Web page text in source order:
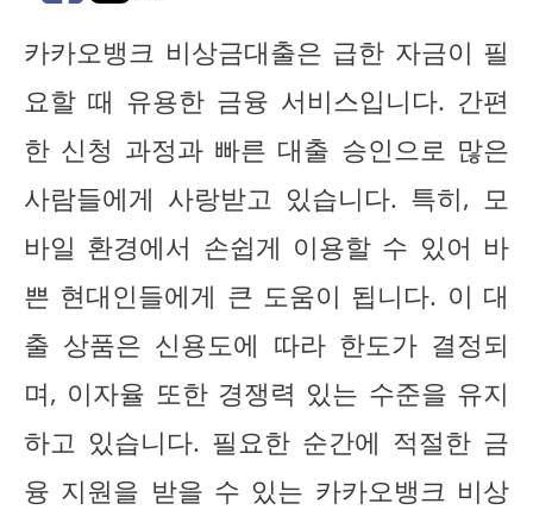
카카오뱅크 비상금대출은 급한 자금이 필
요할 때 유용한 금융 서비스입니다. 간편
한 신청 과정과 빠른 대출 승인으로 많은
사람들에게 사랑받고 있습니다. 특히, 모
바일 환경에서 손쉽게 이용할 수 있어 바
쁜 현대인들에게 큰 도움이 됩니다. 이 대
출 상품은 신용도에 따라 한도가 결정되
며, 이자율 또한 경쟁력 있는 수준을 유지
하고 있습니다. 필요한 순간에 적절한 금
융 지원을 받을 수 있는 카카오뱅크 비상